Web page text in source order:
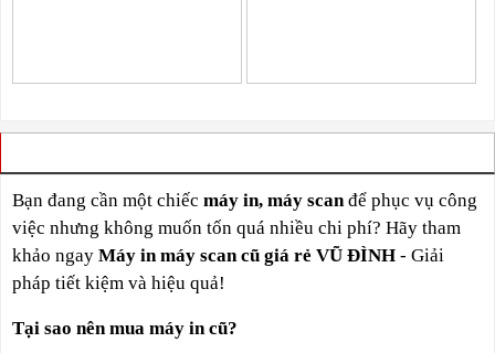
Bạn đang cần một chiếc máy in, máy scan để phục vụ công
việc nhưng không muốn tốn quá nhiều chi phí? Hãy tham
khảo ngay Máy in máy scan cũ giá rẻ VŨ ĐÌNH - Giải
pháp tiết kiệm và hiệu quả!
Tại sao nên mua máy in cũ?